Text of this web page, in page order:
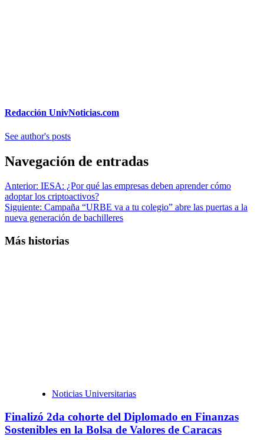
Redacción UnivNoticias.com
See author's posts
Navegación de entradas
Anterior: IESA: ¿Por qué las empresas deben aprender cómo
adoptar los criptoactivos?
Siguiente: Campaña “URBE va a tu colegio” abre las puertas a la
nueva generación de bachilleres
Más historias
Noticias Universitarias
Finalizó 2da cohorte del Diplomado en Finanzas
Sostenibles en la Bolsa de Valores de Caracas